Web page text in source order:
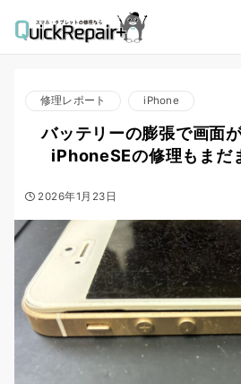
修理レポート iPhone
バッテリーの膨張で画面
iPhoneSEの修理もまだ
2026年1月23日